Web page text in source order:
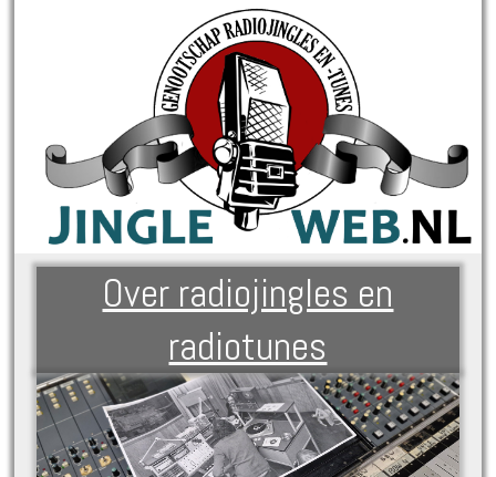
Over radiojingles en
radiotunes